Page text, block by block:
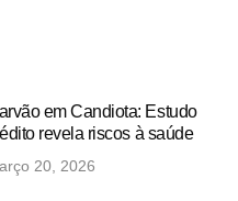
em Candiota: Estudo
revela riscos à saúde
20, 2026